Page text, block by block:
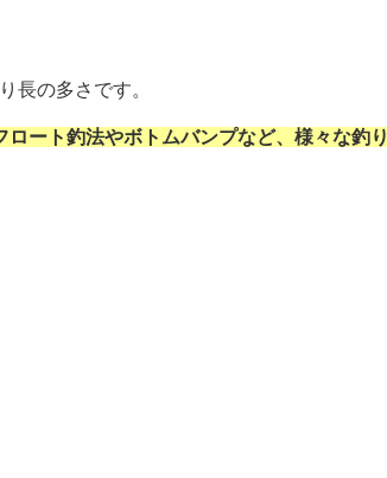
長の多さです。
ート釣法やボトムバンプなど、様々な釣り